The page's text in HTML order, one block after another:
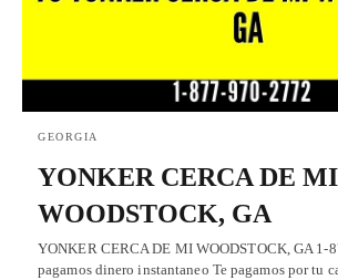
GEORGIA
YONKER CERCA DE MI
WOODSTOCK, GA
YONKER CERCA DE MI WOODSTOCK, GA 1-
pagamos dinero instantaneo Te pagamos por tu